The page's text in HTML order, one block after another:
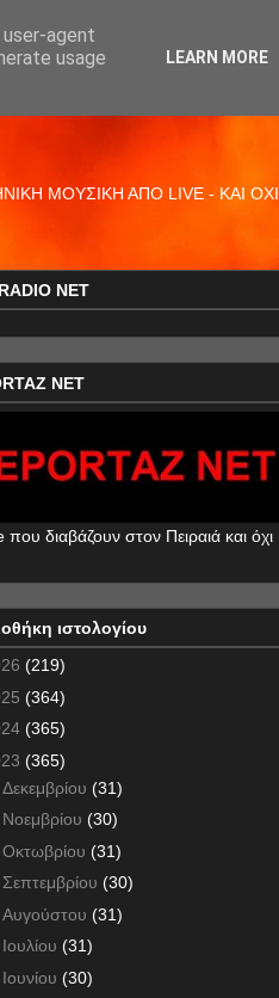
ΜΟΥΣΙΚΗ ΑΠΟ LIVE - ΚΑΙ ΟΧΙ
NET
NET
που διαβάζουν στον Πειραιά και όχι
ιστολογίου
(219)
(364)
(365)
(365)
Δεκεμβρίου (31)
Νοεμβρίου (30)
Οκτωβρίου (31)
Σεπτεμβρίου (30)
Αυγούστου (31)
Ιουλίου (31)
Ιουνίου (30)
agent
usage
LEARN MORE